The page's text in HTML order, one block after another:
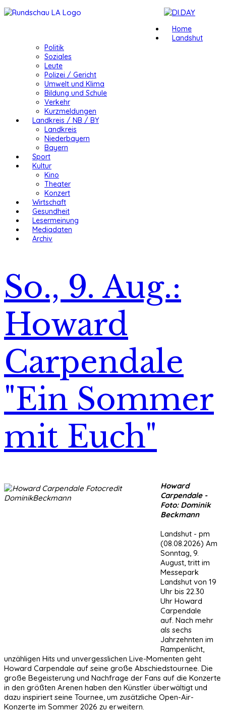
Home
Landshut
Politik
Soziales
Leute
Polizei / Gericht
Umwelt und Klima
Bildung und Schule
Verkehr
Kurzmeldungen
Landkreis / NB / BY
Landkreis
Niederbayern
Bayern
Sport
Kultur
Kino
Theater
Konzert
Wirtschaft
Gesundheit
Lesermeinung
Mediadaten
Archiv
So., 9. Aug.:
Howard
Carpendale
"Ein Sommer
mit Euch"
Howard
Carpendale -
Foto: Dominik
Beckmann
Landshut - pm
(08.08.2026) Am
Sonntag, 9.
August, tritt im
Messepark
Landshut von 19
Uhr bis 22.30
Uhr Howard
Carpendale
auf. Nach mehr
als sechs
Jahrzehnten im
Rampenlicht,
unzähligen Hits und unvergesslichen Live-Momenten geht
Howard Carpendale auf seine große Abschiedstournee. Die
große Begeisterung und Nachfrage der Fans auf die Konzerte
in den größten Arenen haben den Künstler überwältigt und
dazu inspiriert seine Tournee, um zusätzliche Open-Air-
Konzerte im Sommer 2026 zu erweitern.